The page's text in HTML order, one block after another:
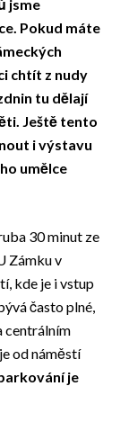
jsme
Pokud máte
chtít z nudy
tu dělají
Ještě tento
i výstavu
umělce
30 minut ze
Zámku v
kde je i vstup
často plné,
centrálním
od náměstí
je